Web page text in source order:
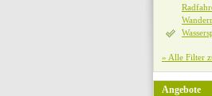
» Alle Filter
Angebote